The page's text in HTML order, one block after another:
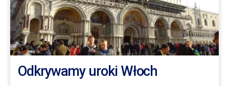
Odkrywamy uroki Włoch